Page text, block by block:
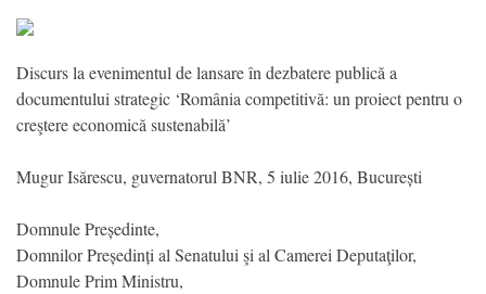
Discurs la evenimentul de lansare în dezbatere publică a
documentului strategic ‘România competitivă: un proiect pentru o
creştere economică sustenabilă’
Mugur Isărescu, guvernatorul BNR, 5 iulie 2016, București
Domnule Președinte,
Domnilor Președinți al Senatului şi al Camerei Deputaţilor,
Domnule Prim Ministru,